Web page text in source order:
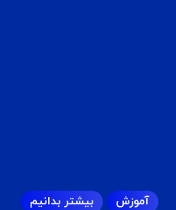
آموزش بیشتر بدانیم